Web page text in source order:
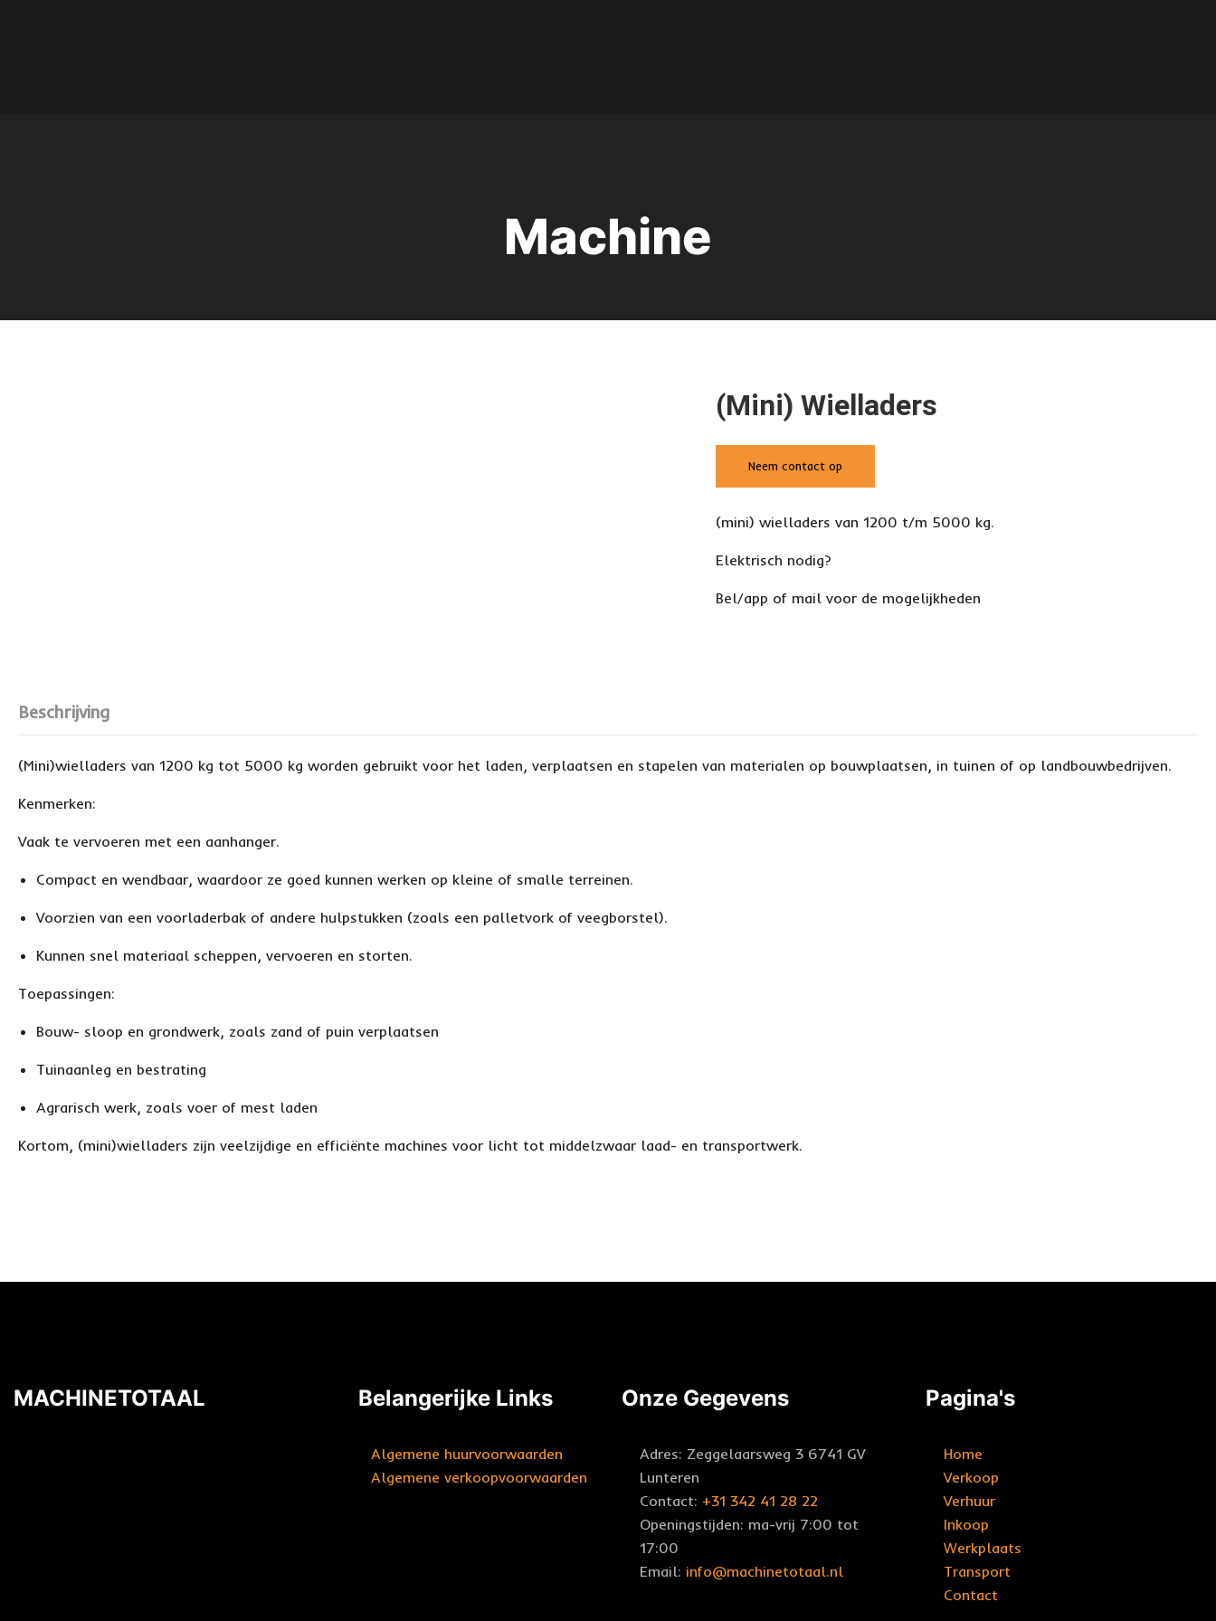
Machine
(mini) Wielladers
Neem contact op
(mini) wielladers van 1200 t/m 5000 kg.
Elektrisch nodig?
Bel/app of mail voor de mogelijkheden
Beschrijving
(Mini)wielladers van 1200 kg tot 5000 kg worden gebruikt voor het laden, verplaatsen en stapelen van materialen op bouwplaatsen, in tuinen of op landbouwbedrijven.
Kenmerken:
Vaak te vervoeren met een aanhanger.
Compact en wendbaar, waardoor ze goed kunnen werken op kleine of smalle terreinen.
Voorzien van een voorladerbak of andere hulpstukken (zoals een palletvork of veegborstel).
Kunnen snel materiaal scheppen, vervoeren en storten.
Toepassingen:
Bouw- sloop en grondwerk, zoals zand of puin verplaatsen
Tuinaanleg en bestrating
Agrarisch werk, zoals voer of mest laden
Kortom, (mini)wielladers zijn veelzijdige en efficiënte machines voor licht tot middelzwaar laad- en transportwerk.
MACHINETOTAAL Belangerijke Links
Algemene huurvoorwaarden
Algemene verkoopvoorwaarden
Onze Gegevens
Adres: Zeggelaarsweg 3 6741 GV
Lunteren
Contact: +31 342 41 28 22
Openingstijden: ma-vrij 7:00 tot
17:00
Email: info@machinetotaal.nl
Pagina's
Home
Verkoop
Verhuur
Inkoop
Werkplaats
Transport
Contact